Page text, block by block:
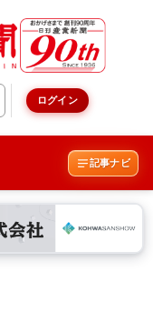
ログイン
記事ナビ